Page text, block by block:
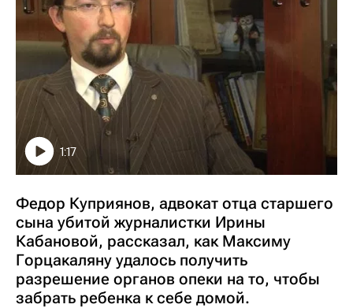
1:17
Федор Куприянов, адвокат отца старшего
сына убитой журналистки Ирины
Кабановой, рассказал, как Максиму
Горцакаляну удалось получить
разрешение органов опеки на то, чтобы
забрать ребенка к себе домой.